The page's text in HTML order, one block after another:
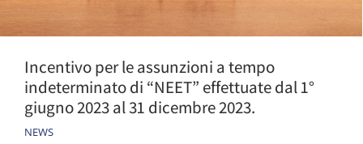
Incentivo per le assunzioni a tempo
indeterminato di “NEET” effettuate dal 1°
giugno 2023 al 31 dicembre 2023.
NEWS